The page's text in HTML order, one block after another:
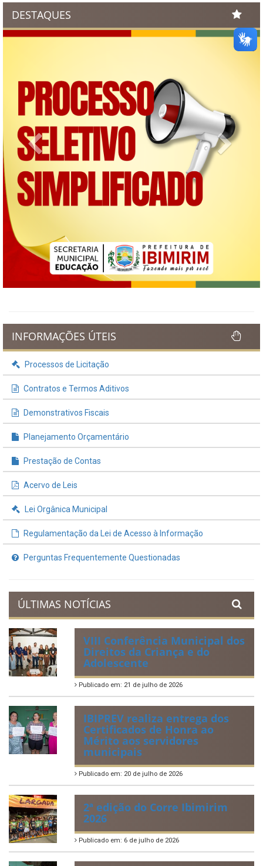
DESTAQUES
Previous Next
INFORMAÇÕES ÚTEIS
Processos de Licitação
Contratos e Termos Aditivos
Demonstrativos Fiscais
Planejamento Orçamentário
Prestação de Contas
Acervo de Leis
Lei Orgânica Municipal
Regulamentação da Lei de Acesso à Informação
Perguntas Frequentemente Questionadas
ÚLTIMAS NOTÍCIAS
VIII Conferência Municipal dos
Direitos da Criança e do
Adolescente
Publicado em: 21 de julho de 2026
IBIPREV realiza entrega dos
Certificados de Honra ao
Mérito aos servidores
municipais
Publicado em: 20 de julho de 2026
2ª edição do Corre Ibimirim
2026
Publicado em: 6 de julho de 2026